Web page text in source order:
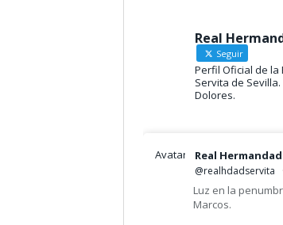
Real
Seguir
Perfil Oficial de la
Servita de
Dolores.
Avatar Real
@realhdadservita
Luz en la
Marcos.